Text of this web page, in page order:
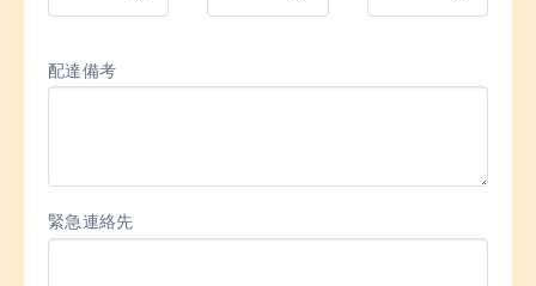
配達備考
緊急連絡先